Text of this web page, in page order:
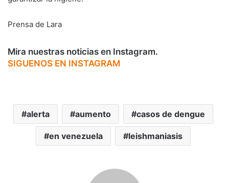
Prensa de Lara
Mira nuestras noticias en Instagram.
SIGUENOS EN INSTAGRAM
alerta aumento casos de dengue
en venezuela leishmaniasis